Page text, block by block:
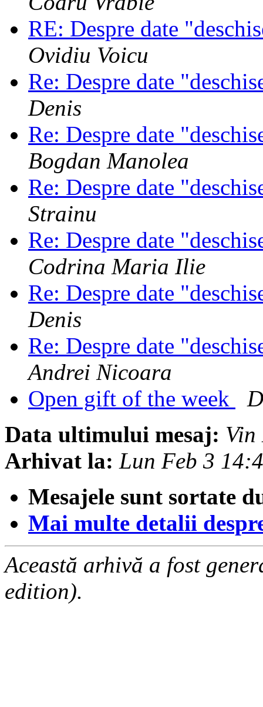
RE: Despre date
Ovidiu Voicu
Re: Despre date
Denis
Re: Despre date
Bogdan Manolea
Re: Despre date
Strainu
Re: Despre date
Codrina Maria Ilie
Re: Despre date
Denis
Re: Despre date
Andrei Nicoara
Open gift of the week
Data ultimului mesaj:
Arhivat la: Lun Feb 3
Mesajele sunt sortate
Mai multe detalii
Această arhivă a fost
edition).